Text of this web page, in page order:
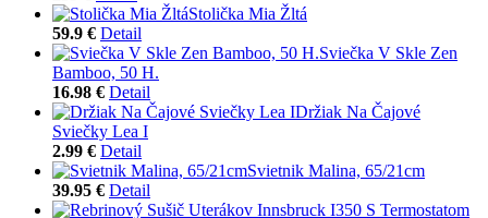
Stolička Mia Žltá
59.9 € Detail
Sviečka V Skle Zen
Bamboo, 50 H.
16.98 € Detail
Držiak Na Čajové
Sviečky Lea I
2.99 € Detail
Svietnik Malina, 65/21cm
39.95 € Detail